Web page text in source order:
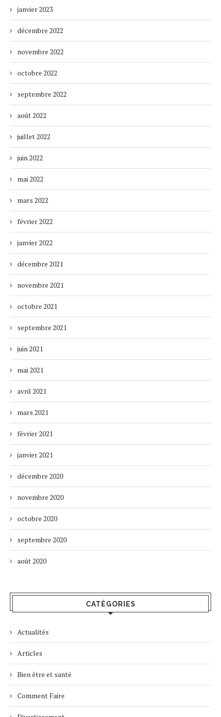
janvier 2023
décembre 2022
novembre 2022
octobre 2022
septembre 2022
août 2022
juillet 2022
juin 2022
mai 2022
mars 2022
février 2022
janvier 2022
décembre 2021
novembre 2021
octobre 2021
septembre 2021
juin 2021
mai 2021
avril 2021
mars 2021
février 2021
janvier 2021
décembre 2020
novembre 2020
octobre 2020
septembre 2020
août 2020
CATÉGORIES
Actualités
Articles
Bien être et santé
Comment Faire